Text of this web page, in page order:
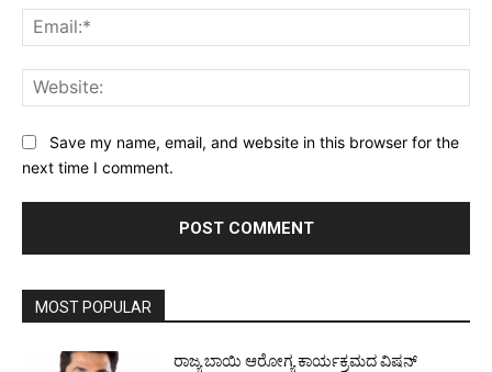
Save my name, email, and website in this browser for the
next time I comment.
MOST POPULAR
ರಾಜ್ಯ ಬಾಯಿ ಆರೋಗ್ಯ ಕಾರ್ಯಕ್ರಮದ ವಿಷನ್